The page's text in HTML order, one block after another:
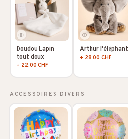
Doudou Lapin
tout doux
+ 22.00 CHF
Arthur l'éléphant
+ 28.00 CHF
ACCESSOIRES DIVERS